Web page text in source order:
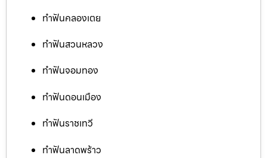
ทำฟันคลองเตย
ทำฟันสวนหลวง
ทำฟันจอมทอง
ทำฟันดอนเมือง
ทำฟันราชเทวี
ทำฟันลาดพร้าว